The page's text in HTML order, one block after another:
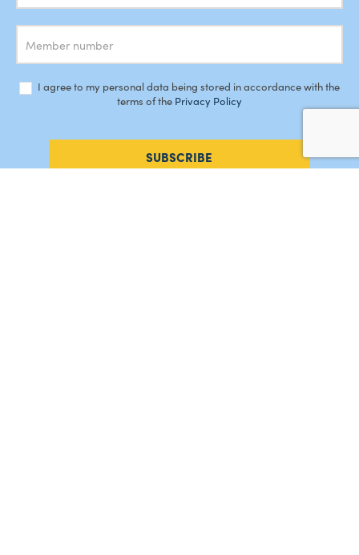
I agree to my personal data being stored in accordance with the
terms of the Privacy Policy
SUBSCRIBE